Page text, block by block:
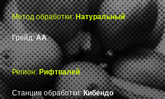
Метод обработки:Натуральный
Грейд:АА
Регион: Рифтвалей
Станция обработки:Кибендо